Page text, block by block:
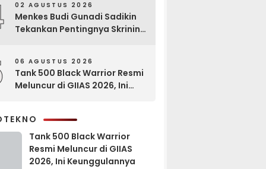
02 AGUSTUS 2026
Menkes Budi Gunadi Sadikin
Tekankan Pentingnya Skrining
06 AGUSTUS 2026
Tank 500 Black Warrior Resmi
Meluncur di GIIAS 2026, Ini
Tank 500 Black Warrior
Resmi Meluncur di GIIAS
2026, Ini Keunggulannya